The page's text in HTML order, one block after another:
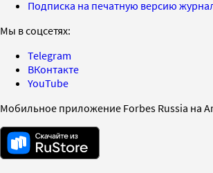
Подписка на печатную версию
Мы в соцсетях:
Telegram
ВКонтакте
YouTube
Мобильное приложение Forbes Russia на